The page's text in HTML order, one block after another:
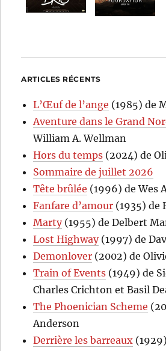
ARTICLES RÉCENTS
L’Œuf de l’ange (1985) de
Aventure dans le Grand
William A. Wellman
Hors du temps (2024) de
Sommaire de juillet 2026
Tête brûlée (1996) de Wes
Fanfare d’amour (1935) de
Marty(1955) de Delbert
Lost Highway(1997) de
Demonlover (2002) de
Train of Events (1949) de
Charles Crichton et Basil
The Phoenician Scheme
Anderson
Derrière les barreaux